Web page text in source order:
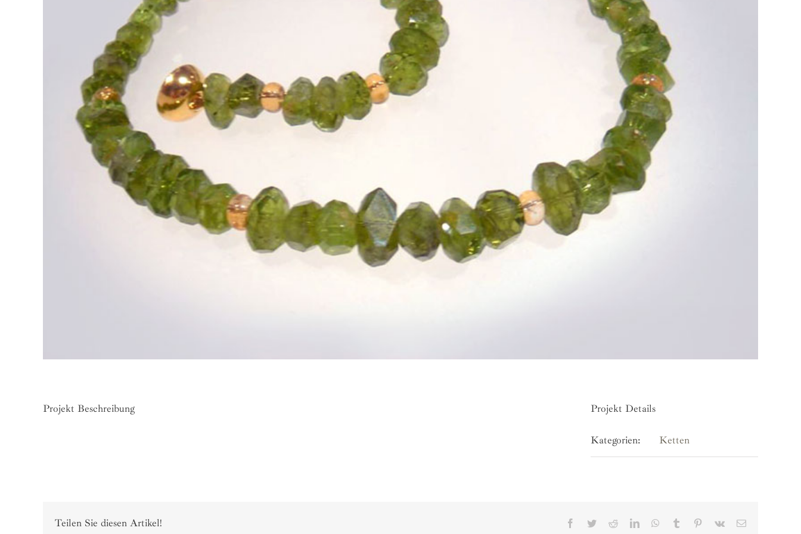
Projekt Beschreibung Projekt Details
Kategorien: Ketten
Teilen Sie diesen Artikel! Facebook
TwitterRedditLinkedInWhatsApp
Tumblr Pinterest
Vk
E-